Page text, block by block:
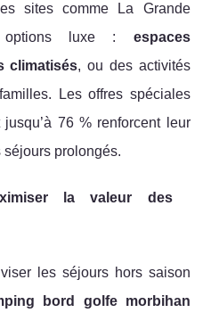
sites comme La Grande
options luxe : espaces
climatisés, ou des activités
Les offres spéciales
76 % renforcent leur
séjours prolongés.
la valeur des
les séjours hors saison
bord golfe morbihan